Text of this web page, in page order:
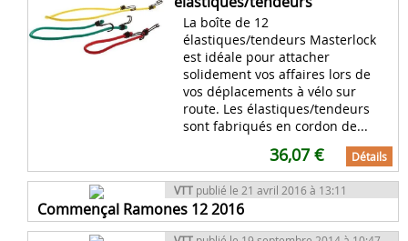
La boîte de 12
élastiques/tendeurs Masterlock
est idéale pour attacher
solidement vos affaires lors de
vos déplacements à vélo sur
route. Les élastiques/tendeurs
sont fabriqués en cordon de...
36,07 € Détails
VTT publié le 21 avril 2016 à 13:11
Commençal Ramones 12 2016